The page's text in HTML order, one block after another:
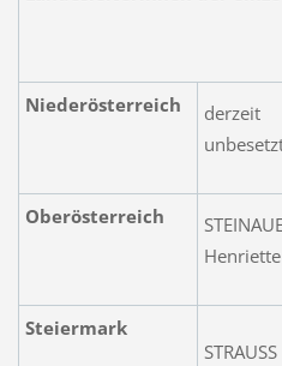
Niederösterreich
derzeit
Oberösterreich
Henriette
Steiermark